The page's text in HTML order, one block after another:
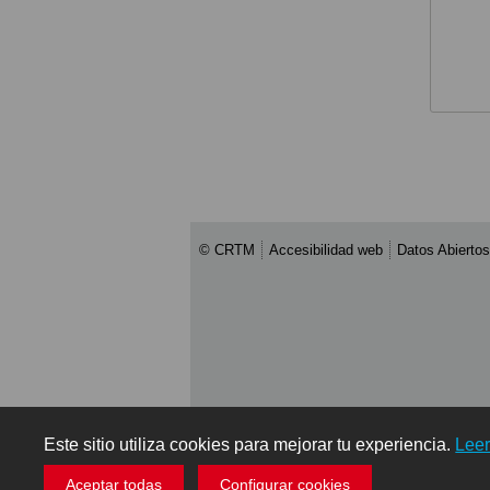
Este sitio utiliza cookies para mejorar tu experiencia.
Aceptar todas Configurar cookies
© CRTM Accesibilidad web Datos Abiertos